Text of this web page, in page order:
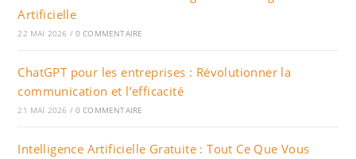
Artificielle
22 MAI 2026 / 0 COMMENTAIRE
ChatGPT pour les entreprises : Révolutionner la
communication et l’efficacité
21 MAI 2026 / 0 COMMENTAIRE
Intelligence Artificielle Gratuite : Tout Ce Que Vous